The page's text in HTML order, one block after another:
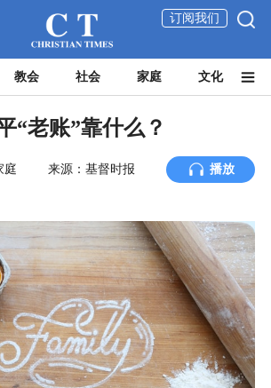
订阅我们
教会 社会 家庭 文化
“老账”靠什么？
庭 来源：基督时报 播放